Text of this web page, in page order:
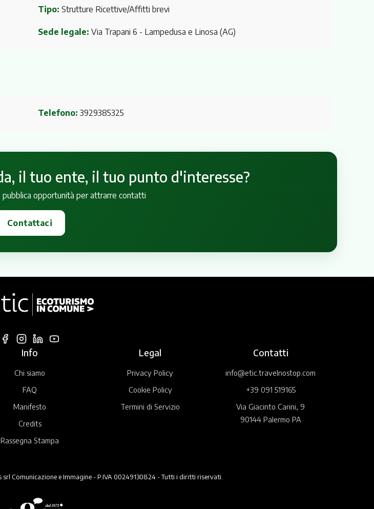
Tipo: Strutture Ricettive/Affitti brevi
Sede legale: Via Trapani 6 - Lampedusa e Linosa (AG)
Telefono: 3929385325
il tuo ente, il tuo punto d'interesse?
pubblica opportunità per attrarre contatti
Contattaci
Info
Chi siamo
FAQ
Manifesto
Credits
Rassegna Stampa
Legal
Privacy Policy
Cookie Policy
Termini di Servizio
Contatti
info@etic.travelnostop.com
+39 091 519165
Via Giacinto Carini, 9
90144 Palermo PA
Comunicazione e Immagine - P.IVA 00249130824 - Tutti i diritti riservati.